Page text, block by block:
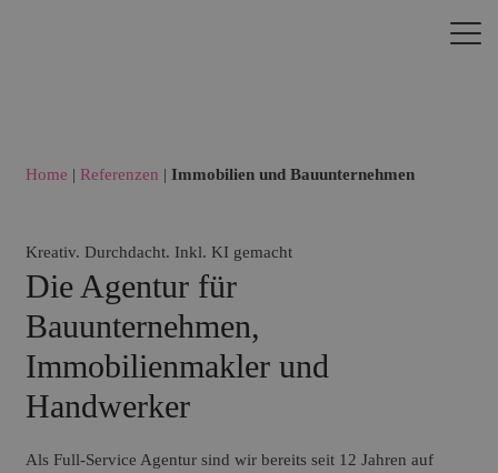
Home | Referenzen | Immobilien und Bauunternehmen
Kreativ. Durchdacht. Inkl. KI gemacht
Die Agentur für
Bauunternehmen,
Immobilienmakler und
Handwerker
Als Full-Service Agentur sind wir bereits seit 12 Jahren auf